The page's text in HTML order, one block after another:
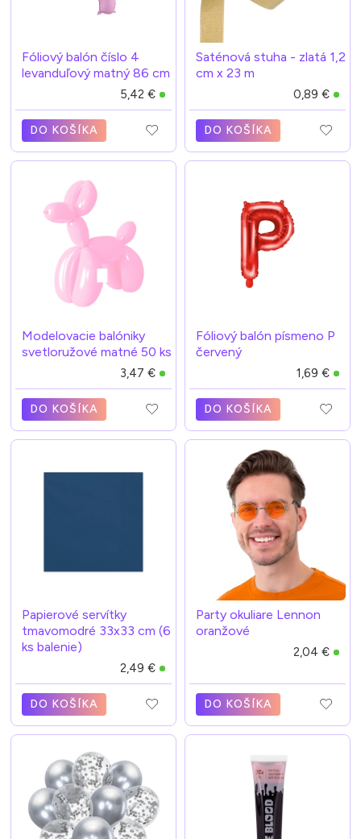
Fóliový balón číslo 4
levanduľový matný 86 cm
5,42 €
DO KOŠÍKA
Saténová stuha - zlatá 1,2
cm x 23 m
0,89 €
DO KOŠÍKA
Modelovacie balóniky
svetloružové matné 50 ks
3,47 €
DO KOŠÍKA
Fóliový balón písmeno P
červený
1,69 €
DO KOŠÍKA
Papierové servítky
tmavomodré 33x33 cm (6
ks balenie)
2,49 €
DO KOŠÍKA
Party okuliare Lennon
oranžové
2,04 €
DO KOŠÍKA